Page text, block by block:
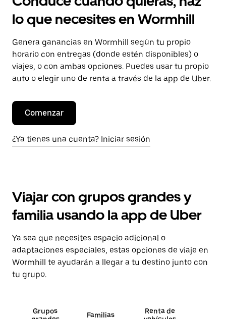
lo que necesites en Wormhill
Genera ganancias en Wormhill según tu propio
horario con entregas (donde estén disponibles) o
viajes, o con ambas opciones. Puedes usar tu propio
auto o elegir uno de renta a través de la app de Uber.
Comenzar
¿Ya tienes una cuenta? Iniciar sesión
Viajar con grupos grandes y
familia usando la app de Uber
Ya sea que necesites espacio adicional o
adaptaciones especiales, estas opciones de viaje en
Wormhill te ayudarán a llegar a tu destino junto con
tu grupo.
Grupos
Familias
Renta de